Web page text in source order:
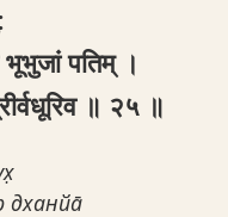
भूभुजां पतिम् ।
॥ २५ ॥
дханйа̄